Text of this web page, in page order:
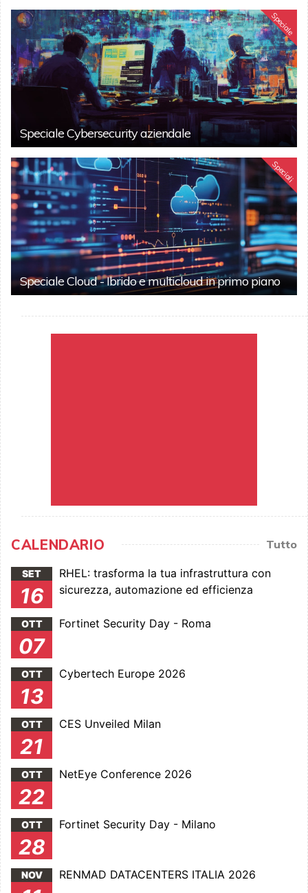
Speciale
Speciale Cybersecurity aziendale
Speciali
Speciale Cloud - Ibrido e multicloud in primo piano
CALENDARIO Tutto
SET
16
RHEL: trasforma la tua infrastruttura con
sicurezza, automazione ed efficienza
OTT
07
Fortinet Security Day - Roma
OTT
13
Cybertech Europe 2026
OTT
21
CES Unveiled Milan
OTT
22
NetEye Conference 2026
OTT
28
Fortinet Security Day - Milano
NOV RENMAD DATACENTERS ITALIA 2026